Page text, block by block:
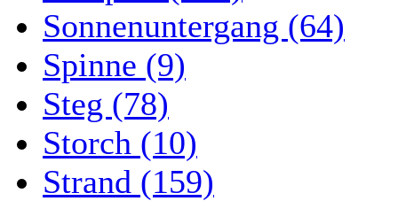
Sonnenuntergang (64)
Spinne (9)
Steg (78)
Storch (10)
Strand (159)